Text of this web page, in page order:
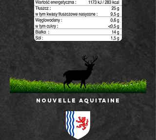
NOUVELLE AQUITAINE